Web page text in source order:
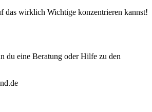
das wirklich Wichtige konzentrieren kannst!
du eine Beratung oder Hilfe zu den